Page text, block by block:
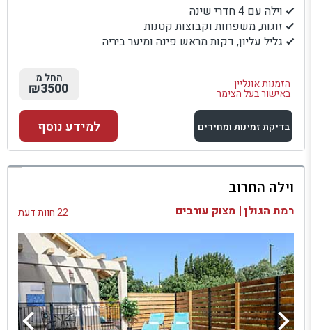
וילה עם 4 חדרי שינה
זוגות, משפחות וקבוצות קטנות
גליל עליון, דקות מראש פינה ומיער ביריה
הזמנות אונליין
באישור בעל הצימר
החל מ
₪3500
בדיקת זמינות ומחירים
למתחם זה
בדיקת זמינות ומחירים
למידע נוסף
וילה החרוב
רמת הגולן | מצוק עורבים 22 חוות דעת